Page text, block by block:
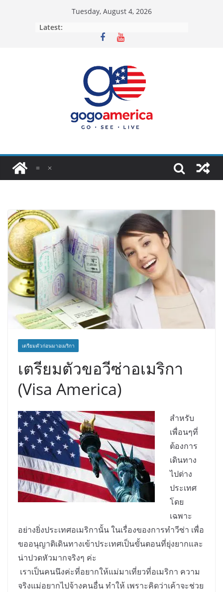
Tuesday, August 4, 2026
Latest:
เตรียมตัวก่อนมาอเมริกา
เตรียมตัวขอวีซ่าอเมริกา
(Visa America)
สำหรับ
เพื่อนๆที่
ต้องการ
เดินทาง
ไปต่าง
ประเทศ
โดย
เฉพาะ
อย่างยิ่งประเทศอเมริกานั้น ในเรื่องของการทำวีซ่า เพื่อ
ขออนุญาติเดินทางเข้าประเทศเป็นขั้นตอนที่ยุ่งยากและ
น่าปวดหัวมากจริงๆ ค่ะ
เราเป็นคนนึงค่ะที่อยากให้แม่มาเที่ยวที่อเมริกา ความ
จริงแม่อยากไปจ้างคนอื่น ทำให้ เพราะคิดว่าเค้าจะช่วย